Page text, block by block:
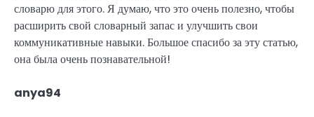
словарю для этого. Я думаю, что это очень полезно, чтобы
расширить свой словарный запас и улучшить свои
коммуникативные навыки. Большое спасибо за эту статью,
она была очень познавательной!
anya94